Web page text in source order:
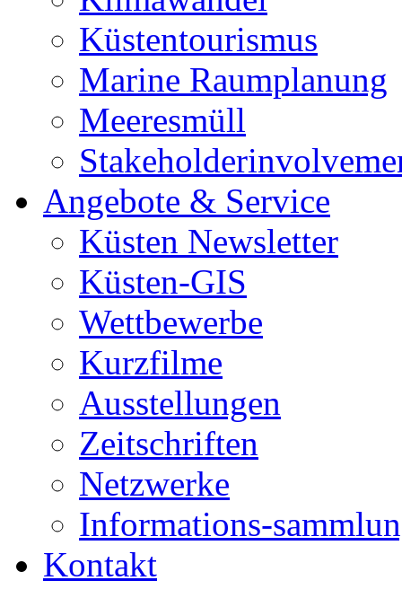
Küstentourismus
Marine Raumplanung
Meeresmüll
Angebote & Service
Küsten Newsletter
Küsten-GIS
Wettbewerbe
Kurzfilme
Ausstellungen
Zeitschriften
Netzwerke
Informations-
Kontakt